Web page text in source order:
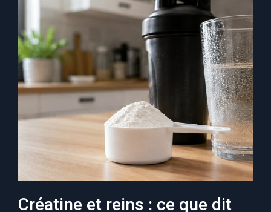
Créatine et reins : ce que dit